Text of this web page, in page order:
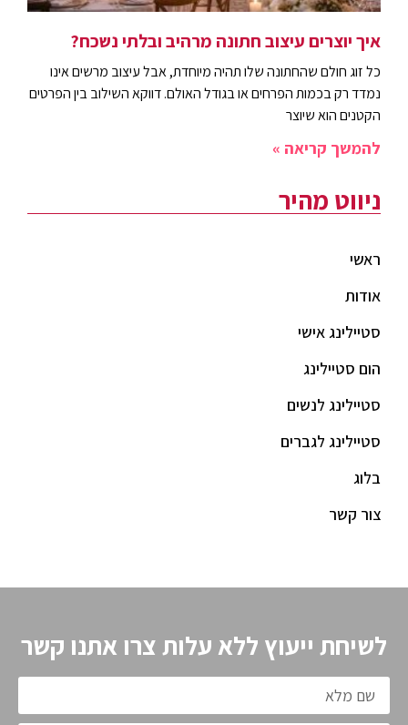
איך יוצרים עיצוב חתונה מרהיב ובלתי נשכח?
כל זוג חולם שהחתונה שלו תהיה מיוחדת, אבל עיצוב מרשים אינו
נמדד רק בכמות הפרחים או בגודל האולם. דווקא השילוב בין הפרטים
הקטנים הוא שיוצר
להמשך קריאה »
ניווט מהיר
ראשי
אודות
סטיילינג אישי
הום סטיילינג
סטיילינג לנשים
סטיילינג לגברים
בלוג
צור קשר
לשיחת ייעוץ ללא עלות צרו אתנו קשר